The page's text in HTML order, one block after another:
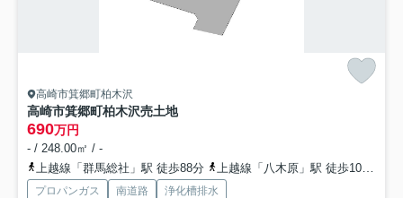
高崎市箕郷町柏木沢
高崎市箕郷町柏木沢売土地
690万円
- / 248.00㎡ / -
上越線「群馬総社」駅 徒歩88分
上越線「八木原」駅 徒歩103分
プロパンガス 南道路 浄化槽排水